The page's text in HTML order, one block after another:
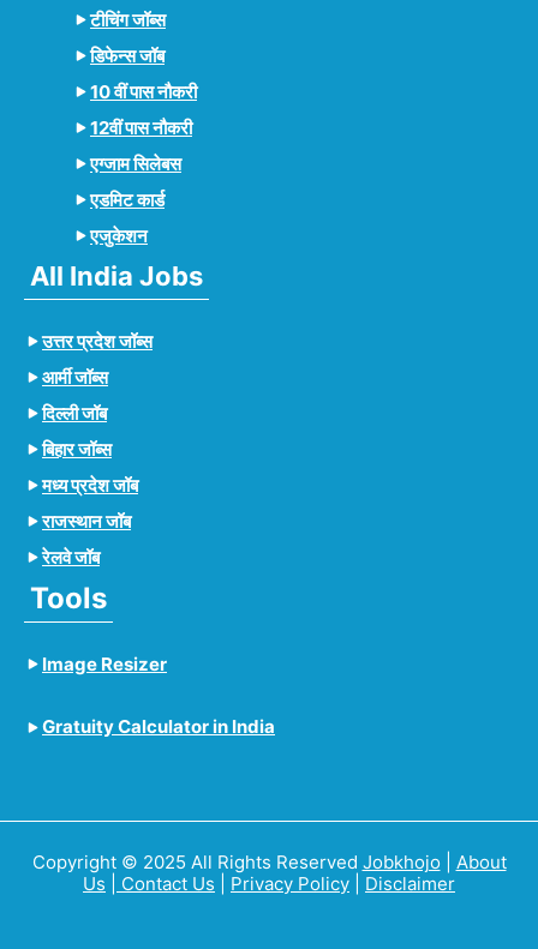
टीचिंग जॉब्स
डिफेन्स जॉब
10 वीं पास नौकरी
12वीं पास नौकरी
एग्जाम सिलेबस
एडमिट कार्ड
एजुकेशन
All India Jobs
उत्तर प्रदेश जॉब्स
आर्मी जॉब्स
दिल्ली जॉब
बिहार जॉब्स
मध्य प्रदेश जॉब
राजस्थान जॉब
रेलवे जॉब
Tools
Image Resizer
Gratuity Calculator in India
Copyright © 2025 All Rights Reserved Jobkhojo
About
Us
Contact Us Privacy Policy Disclaimer